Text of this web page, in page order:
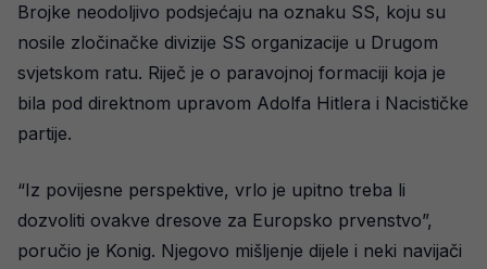
Brojke neodoljivo podsjećaju na oznaku SS, koju su
nosile zločinačke divizije SS organizacije u Drugom
svjetskom ratu. Riječ je o paravojnoj formaciji koja je
bila pod direktnom upravom Adolfa Hitlera i Nacističke
partije.
“Iz povijesne perspektive, vrlo je upitno treba li
dozvoliti ovakve dresove za Europsko prvenstvo”,
poručio je Konig. Njegovo mišljenje dijele i neki navijači